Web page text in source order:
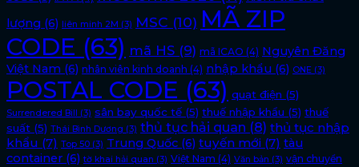
lượng (6) liên minh 2M (3) MSC (10) MÃ ZIP
CODE (63) mã HS (9) mã ICAO (4) Nguyên Đăng
Việt Nam (6) nhân viên kinh doanh (4) nhập khẩu (6) ONE (3)
POSTAL CODE (63) quạt điện (5)
Surrendered Bill (3) sân bay quốc tế (5) thuế nhập khẩu (5) thuế
suất (5) Thái Bình Dương (3) thủ tục hải quan (8) thủ tục nhập
khẩu (7) Top 50 (3) Trung Quốc (6) tuyến mới (7) tàu
container (6) tờ khai hải quan (3) Việt Nam (4) Văn bản (3) vận chuyển